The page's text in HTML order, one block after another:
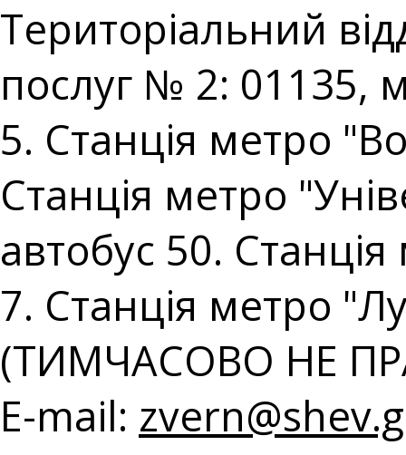
Територіальний
послуг № 2: 01135,
5. Станція метро
Станція метро
автобус 50.
7. Станція метро
(ТИМЧАСОВО НЕ
E-mail: